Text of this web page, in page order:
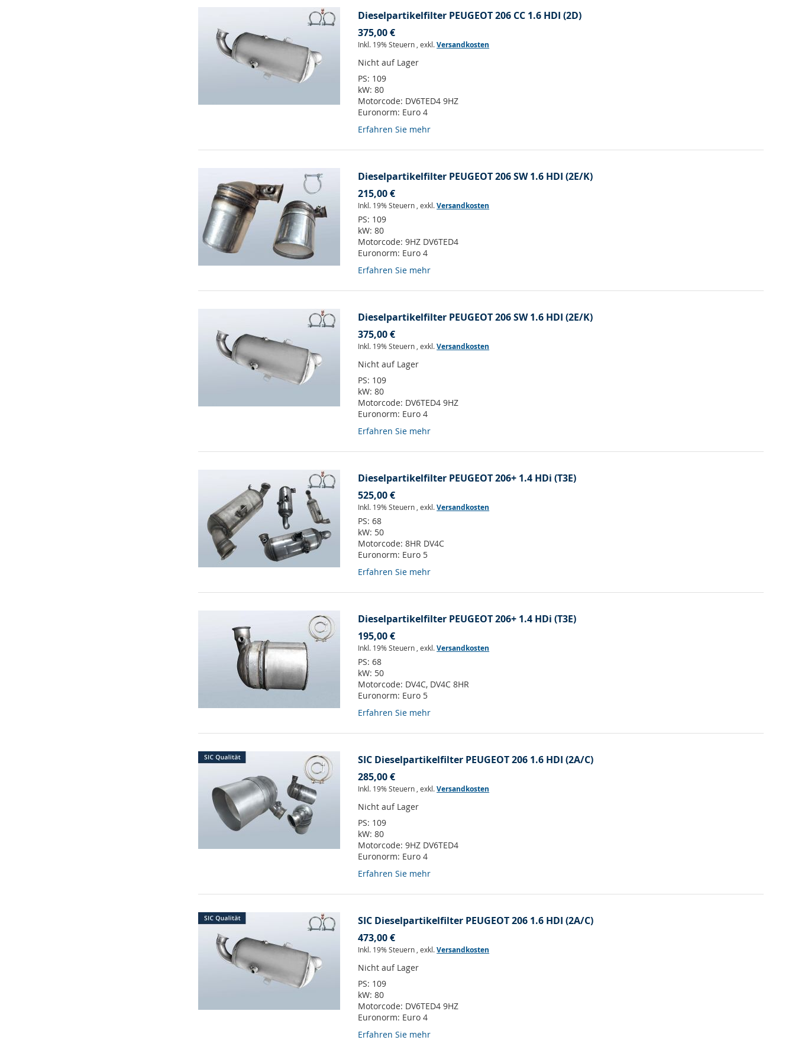
Dieselpartikelfilter PEUGEOT 206 CC 1.6 HDI (2D)
375,00 €
Inkl. 19% Steuern ,exkl.Versandkosten
Nicht auf Lager
PS: 109
kW:80
Motorcode: DV6TED4 9HZ
Euronorm: Euro 4
Erfahren Sie mehr
Dieselpartikelfilter PEUGEOT 206 SW 1.6 HDI (2E/K)
215,00 €
Inkl. 19% Steuern ,exkl.Versandkosten
PS: 109
kW:80
Motorcode:9HZ DV6TED4
Euronorm: Euro 4
Erfahren Sie mehr
Dieselpartikelfilter PEUGEOT 206 SW 1.6 HDI (2E/K)
375,00 €
Inkl. 19% Steuern ,exkl.Versandkosten
Nicht auf Lager
PS: 109
kW:80
Motorcode: DV6TED4 9HZ
Euronorm: Euro 4
Erfahren Sie mehr
Dieselpartikelfilter PEUGEOT 206+ 1.4 HDi (T3E)
525,00 €
Inkl. 19% Steuern ,exkl.Versandkosten
PS:68
kW: 50
Motorcode:8HR DV4C
Euronorm: Euro 5
Erfahren Sie mehr
Dieselpartikelfilter PEUGEOT 206+ 1.4 HDi (T3E)
195,00 €
Inkl. 19% Steuern ,exkl.Versandkosten
PS:68
kW: 50
Motorcode: DV4C, DV4C 8HR
Euronorm: Euro 5
Erfahren Sie mehr
SIC Dieselpartikelfilter PEUGEOT 206 1.6 HDI (2A/C)
285,00 €
Inkl. 19% Steuern ,exkl.Versandkosten
Nicht auf Lager
PS: 109
kW:80
Motorcode:9HZ DV6TED4
Euronorm: Euro 4
Erfahren Sie mehr
SIC Dieselpartikelfilter PEUGEOT 206 1.6 HDI (2A/C)
473,00 €
Inkl. 19% Steuern ,exkl.Versandkosten
Nicht auf Lager
PS: 109
kW:80
Motorcode: DV6TED4 9HZ
Euronorm: Euro 4
Erfahren Sie mehr